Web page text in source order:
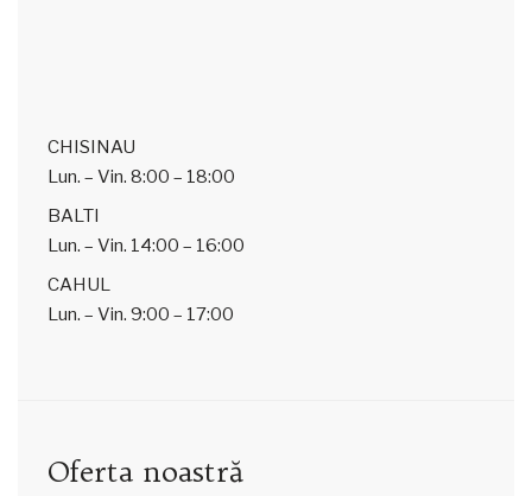
CHISINAU
Lun. – Vin. 8:00 – 18:00
BALTI
Lun. – Vin. 14:00 – 16:00
CAHUL
Lun. – Vin. 9:00 – 17:00
Oferta noastră